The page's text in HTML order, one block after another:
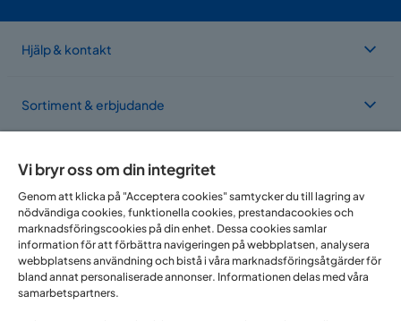
Hjälp & kontakt
Sortiment & erbjudande
Om Trademax
Vi finns i flera länder
Vi bryr oss om din integritet
Genom att klicka på "Acceptera cookies" samtycker du till lagring av
nödvändiga cookies, funktionella cookies, prestandacookies och
marknadsföringscookies på din enhet. Dessa cookies samlar
information för att förbättra navigeringen på webbplatsen, analysera
webbplatsens användning och bistå i våra marknadsföringsåtgärder för
bland annat personaliserade annonser. Informationen delas med våra
samarbetspartners.